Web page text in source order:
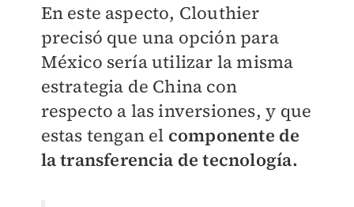
En este aspecto, Clouthier
precisó que una opción para
México sería utilizar la misma
estrategia de China con
respecto a las inversiones, y que
estas tengan el componente de
la transferencia de tecnología.